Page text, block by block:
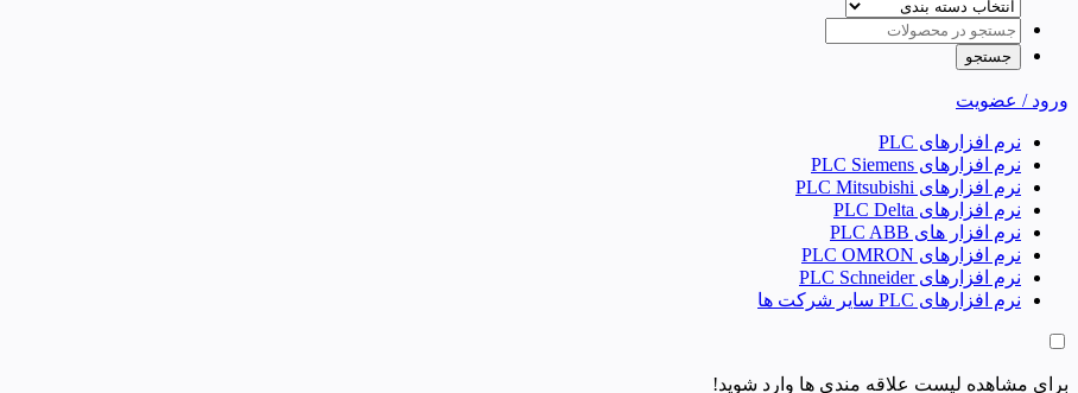
ورود / عضویت
نرم افزارهای PLC
نرم افزارهای PLC Siemens
نرم افزارهای PLC Mitsubishi
نرم‌ افزارهای PLC Delta
نرم افزار های PLC ABB
نرم افزارهای PLC OMRON
نرم افزارهای PLC Schneider
نرم افزارهای PLC سایر شرکت ها
برای مشاهده لیست علاقه مندی ها وارد شوید!